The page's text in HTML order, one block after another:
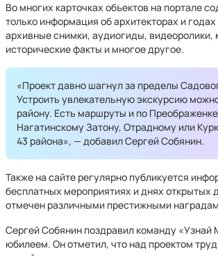
Во многих карточках объектов на портале
только информация об архитекторах и
архивные снимки, аудиогиды, видеоролики,
исторические факты и многое другое.
«Проект давно шагнул за пределы
Устроить увлекательную экскурсию
району. Есть маршруты и по
Нагатинскому Затону, Отрадному или
43 района», — добавил Сергей Собянин.
Также на сайте регулярно публикуется
бесплатных мероприятиях и днях открытых
отмечен различными престижными
Сергей Собянин поздравил команду «Узнай
юбилеем. Он отметил, что над проектом